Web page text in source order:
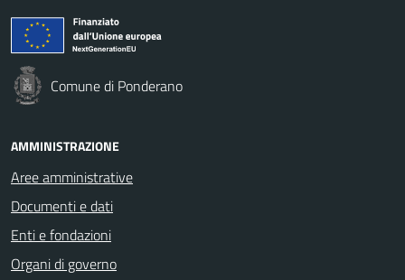
Comune di Ponderano
AMMINISTRAZIONE
Aree amministrative
Documenti e dati
Enti e fondazioni
Organi di governo